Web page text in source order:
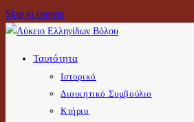
Skip to content
Ταυτότητα
Ιστορικό
Διοικητικό Συμβούλιο
Κτήριο